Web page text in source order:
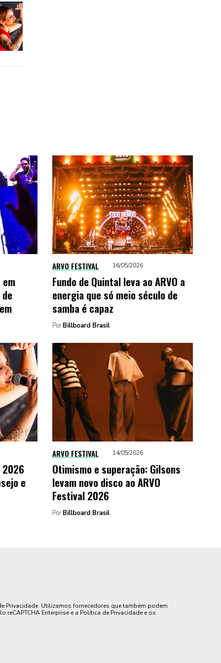
ARVO FESTIVAL 16/05/2026
Fundo de Quintal leva ao ARVO a
energia que só meio século de
samba é capaz
Por Billboard Brasil
2026
e
ARVO FESTIVAL 14/05/2026
Otimismo e superação: Gilsons
levam novo disco ao ARVO
Festival 2026
Por Billboard Brasil
Privacidade. Utilizamos fornecedores que também podem
Enterprise e a Política de Privacidade e os